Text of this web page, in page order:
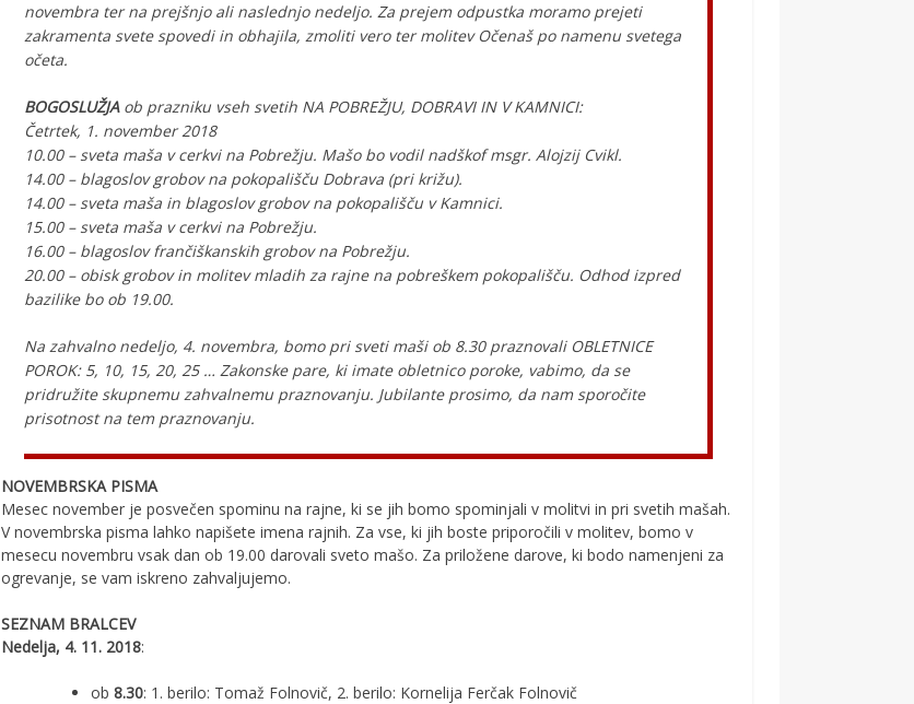
novembra ter na prejšnjo ali naslednjo nedeljo. Za prejem odpustka moramo prejeti
zakramenta svete spovedi in obhajila, zmoliti vero ter molitev Očenaš po namenu svetega
očeta.
BOGOSLUŽJAob prazniku vseh svetih NA POBREŽJU, DOBRAVI IN V KAMNICI:
Četrtek, 1. november 2018
10.00 – sveta maša v cerkvi na Pobrežju. Mašo bo vodil nadškof msgr. Alojzij Cvikl.
14.00 – blagoslov grobov na pokopališču Dobrava (pri križu).
14.00 – sveta maša in blagoslov grobov na pokopališču v Kamnici.
15.00 – sveta maša v cerkvi na Pobrežju.
16.00 – blagoslov frančiškanskih grobov na Pobrežju.
20.00 – obisk grobov in molitev mladih za rajne na pobreškem pokopališču. Odhod izpred
bazilike bo ob 19.00.
Na zahvalno nedeljo, 4. novembra, bomo pri sveti maši ob 8.30 praznovali OBLETNICE
POROK: 5, 10, 15, 20, 25 … Zakonske pare, ki imate obletnico poroke, vabimo, da se
pridružite skupnemu zahvalnemu praznovanju. Jubilante prosimo, da nam sporočite
prisotnost na tem praznovanju.
NOVEMBRSKA PISMA
Mesec november je posvečen spominu na rajne, ki se jih bomo spominjali v molitvi in pri svetih mašah.
V novembrska pisma lahko napišete imena rajnih. Za vse, ki jih boste priporočili v molitev, bomo v
mesecu novembru vsak dan ob 19.00 darovali sveto mašo. Za priložene darove, ki bodo namenjeni za
ogrevanje, se vam iskreno zahvaljujemo.
SEZNAM BRALCEV
Nedelja, 4. 11. 2018:
ob 8.30: 1. berilo: Tomaž Folnovič, 2. berilo: Kornelija Ferčak Folnovič